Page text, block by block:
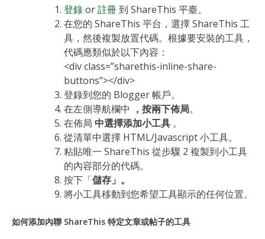
登錄or註冊到 ShareThis 平臺。
在您的 ShareThis 平台，選擇 ShareThis 工
具，然後複製放置代碼。根據要安裝的工具，
代碼應類似於以下內容：
<div class=”sharethis-inline-share-
buttons”></div>
登錄到您的 Blogger 帳戶。
在左側導航欄中 ，按兩下佈局。
在佈局 中選擇添加小工具 。
從清單中選擇 HTML/Javascript 小工具。
粘貼唯一 ShareThis 從步驟 2 複製到小工具
的內容部分的代碼。
按下「儲存」。
將小工具移動到您希望工具顯示的任何位置。
如何添加內聯 ShareThis 特定文章或帖子的工具